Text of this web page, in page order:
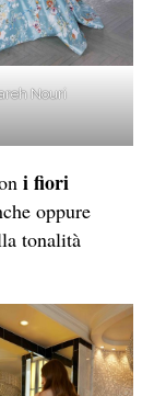
Nouri
i fiori
oppure
tonalità